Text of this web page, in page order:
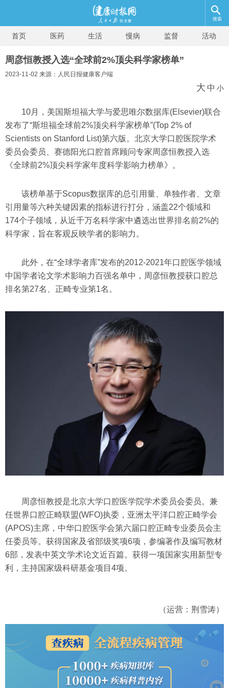
搜索
首页 医药 生活 慢病 监督 活动
周彦恒教授入选“全球前2%顶尖科学家榜单”
2023-11-02 来源：人民日报健康客户端
大 中 小
10月，美国斯坦福大学与爱思唯尔数据库(Elsevier)联合
发布了“斯坦福全球前2%顶尖科学家榜单”(Top 2% of
Scientists on Stanford List)第六版。北京大学口腔医院学术
委员会委员、赛德阳光口腔首席顾问专家周彦恒教授入选
《全球前2%顶尖科学家年度科学影响力榜单》。
该榜单基于Scopus数据库的总引用量、单独作者、文章
引用量等六种关键因素的指标进行打分，涵盖22个领域和
174个子领域，从近千万名科学家中遴选出世界排名前2%的
科学家，旨在客观反映学者的影响力。
此外，在“全球学者库”发布的2012-2021年口腔医学领域
中国学者论文学术影响力百强名单中，周彦恒教授获口腔总
排名第27名、正畸专业第1名。
周彦恒教授是北京大学口腔医学院学术委员会委员。兼
任世界口腔正畸联盟(WFO)执委，亚洲太平洋口腔正畸学会
(APOS)主席，中华口腔医学会第六届口腔正畸专业委员会主
任委员等。获得国家及省部级奖项6项，参编著作及编写教材
6部，发表中英文学术论文近百篇。获得一项国家实用新型专
利，主持国家级科研基金项目4项。
（运营：荆雪涛）